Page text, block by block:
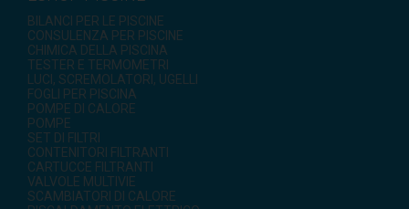
BILANCI PER LE PISCINE
CONSULENZA PER PISCINE
CHIMICA DELLA PISCINA
TESTER E TERMOMETRI
LUCI, SCREMOLATORI, UGELLI
FOGLI PER PISCINA
POMPE DI CALORE
POMPE
SET DI FILTRI
CONTENITORI FILTRANTI
CARTUCCE FILTRANTI
VALVOLE MULTIVIE
SCAMBIATORI DI CALORE